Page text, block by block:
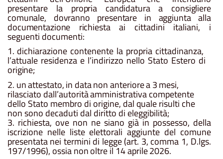
presentare la propria candidatura a consigliere
comunale, dovranno presentare in aggiunta alla
documentazione richiesta ai cittadini italiani, i
seguenti documenti:
1. dichiarazione contenente la propria cittadinanza,
l’attuale residenza e l’indirizzo nello Stato Estero di
origine;
2. unattestato,in datanonanteriorea3mesi,
rilasciato dall’autoritàamministrativacompetente
dello Stato membro di origine, dal quale risulti che
non sono decaduti dal diritto di eleggibilità;
3. richiesta, ove non ne siano già in possesso, della
iscrizione nelle liste elettorali aggiunte del comune
presentatanei termini di legge(art. 3, comma 1, D.lgs.
197/1996), ossianonoltreil14aprile2026.